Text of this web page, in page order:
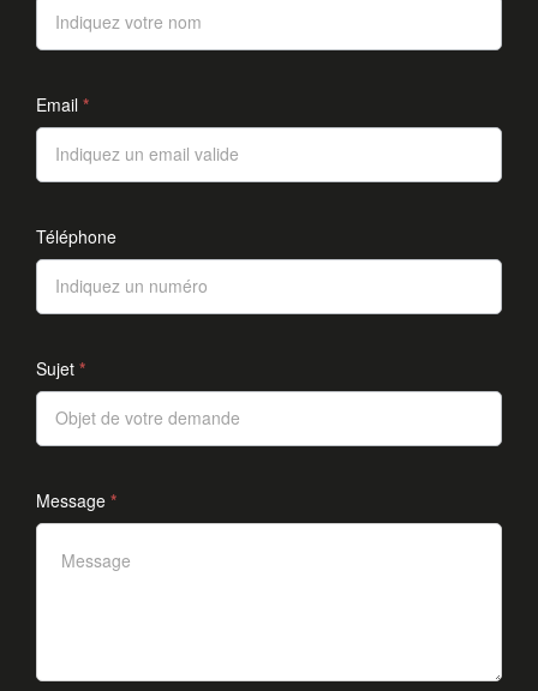
Email *
Téléphone
Sujet *
Message *